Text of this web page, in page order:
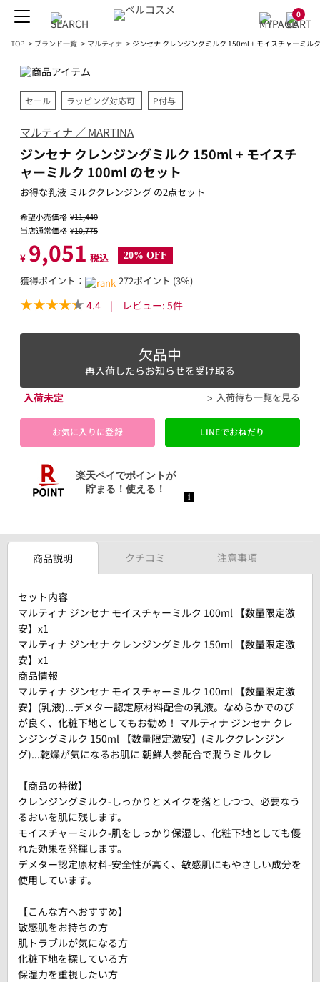
0
TOP > ブランド一覧 > マルティナ > ジンセナ クレンジングミルク 150ml + モイスチャーミル
セール ラッピング対応可 P付与
マルティナ ／ MARTINA
ジンセナ クレンジングミルク 150ml + モイスチ
ャーミルク 100ml のセット
お得な乳液 ミルククレンジング の2点セット
希望小売価格 ¥11,440
当店通常価格 ¥10,775
¥ 9,051 税込 20% OFF
獲得ポイント： 272ポイント (3％)
4.4 | レビュー: 5件
欠品中
再入荷したらお知らせを受け取る
入荷未定
入荷待ち一覧を見る
お気に入りに登録 LINEでおねだり
商品説明 クチコミ 注意事項
セット内容
マルティナ ジンセナ モイスチャーミルク 100ml 【数量限定激
安】x1
マルティナ ジンセナ クレンジングミルク 150ml 【数量限定激
安】x1
商品情報
マルティナ ジンセナ モイスチャーミルク 100ml 【数量限定激
安】(乳液)...デメター認定原材料配合の乳液。なめらかでのび
が良く、化粧下地としてもお勧め！ マルティナ ジンセナ クレ
ンジングミルク 150ml 【数量限定激安】(ミルククレンジン
グ)...乾燥が気になるお肌に 朝鮮人参配合で潤うミルクレ
【商品の特徴】
クレンジングミルク-しっかりとメイクを落としつつ、必要なう
るおいを肌に残します。
モイスチャーミルク-肌をしっかり保湿し、化粧下地としても優
れた効果を発揮します。
デメター認定原材料-安全性が高く、敏感肌にもやさしい成分を
使用しています。
【こんな方へおすすめ】
敏感肌をお持ちの方
肌トラブルが気になる方
化粧下地を探している方
保湿力を重視したい方